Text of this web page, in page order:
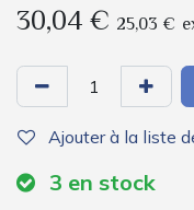
30,04€ 25,03 €
Ajouter à la liste
3 en stock